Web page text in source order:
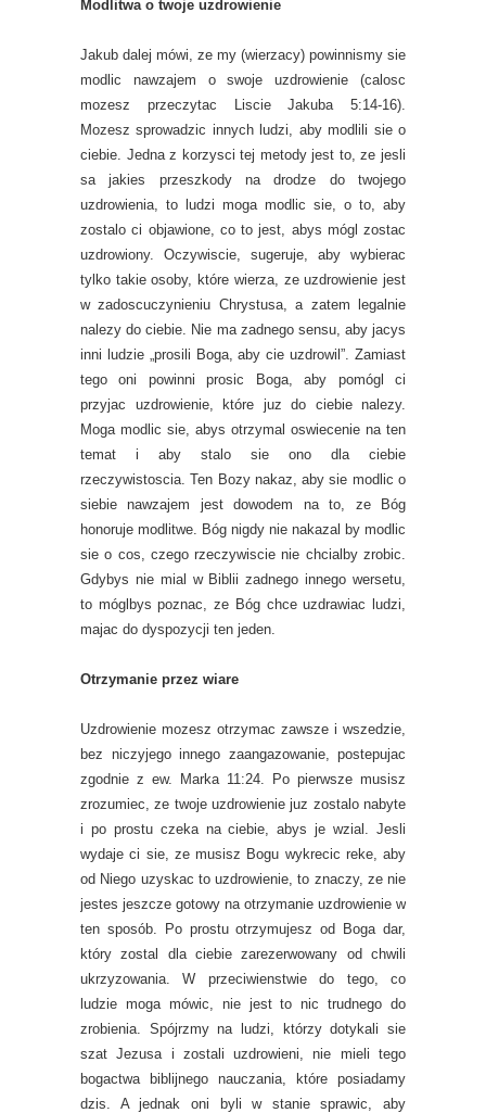
Modlitwa o twoje uzdrowienie
Jakub dalej mówi, ze my (wierzacy) powinnismy sie
modlic nawzajem o swoje uzdrowienie (calosc
mozesz przeczytac Liscie Jakuba 5:14-16).
Mozesz sprowadzic innych ludzi, aby modlili sie o
ciebie. Jedna z korzysci tej metody jest to, ze jesli
sa jakies przeszkody na drodze do twojego
uzdrowienia, to ludzi moga modlic sie, o to, aby
zostalo ci objawione, co to jest, abys mógl zostac
uzdrowiony. Oczywiscie, sugeruje, aby wybierac
tylko takie osoby, które wierza, ze uzdrowienie jest
w zadoscuczynieniu Chrystusa, a zatem legalnie
nalezy do ciebie. Nie ma zadnego sensu, aby jacys
inni ludzie „prosili Boga, aby cie uzdrowil”. Zamiast
tego oni powinni prosic Boga, aby pomógl ci
przyjac uzdrowienie, które juz do ciebie nalezy.
Moga modlic sie, abys otrzymal oswiecenie na ten
temat i aby stalo sie ono dla ciebie
rzeczywistoscia. Ten Bozy nakaz, aby sie modlic o
siebie nawzajem jest dowodem na to, ze Bóg
honoruje modlitwe. Bóg nigdy nie nakazal by modlic
sie o cos, czego rzeczywiscie nie chcialby zrobic.
Gdybys nie mial w Biblii zadnego innego wersetu,
to móglbys poznac, ze Bóg chce uzdrawiac ludzi,
majac do dyspozycji ten jeden.
Otrzymanie przez wiare
Uzdrowienie mozesz otrzymac zawsze i wszedzie,
bez niczyjego innego zaangazowanie, postepujac
zgodnie z ew. Marka 11:24. Po pierwsze musisz
zrozumiec, ze twoje uzdrowienie juz zostalo nabyte
i po prostu czeka na ciebie, abys je wzial. Jesli
wydaje ci sie, ze musisz Bogu wykrecic reke, aby
od Niego uzyskac to uzdrowienie, to znaczy, ze nie
jestes jeszcze gotowy na otrzymanie uzdrowienie w
ten sposób. Po prostu otrzymujesz od Boga dar,
który zostal dla ciebie zarezerwowany od chwili
ukrzyzowania. W przeciwienstwie do tego, co
ludzie moga mówic, nie jest to nic trudnego do
zrobienia. Spójrzmy na ludzi, którzy dotykali sie
szat Jezusa i zostali uzdrowieni, nie mieli tego
bogactwa biblijnego nauczania, które posiadamy
dzis. A jednak oni byli w stanie sprawic, aby